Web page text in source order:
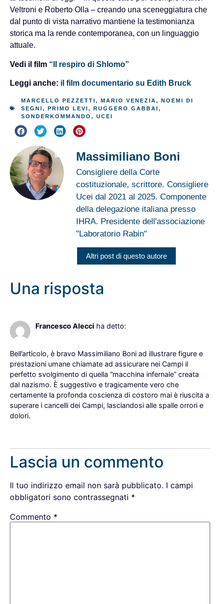
Veltroni e Roberto Olla – creando una sceneggiatura che
dal punto di vista narrativo mantiene la testimonianza
storica ma la rende contemporanea, con un linguaggio
attuale.
Vedi il film “Il respiro di Shlomo”
Leggi anche: il film documentario su Edith Bruck
MARCELLO PEZZETTI, MARIO VENEZIA, NOEMI DI
SEGNI, PRIMO LEVI, RUGGERO GABBAI,
SONDERKOMMANDO , UCEI
Massimiliano Boni
Consigliere della Corte
costituzionale, scrittore. Consigliere
Ucei dal 2021 al 2025. Componente
della delegazione italiana presso
IHRA. Presidente dell'associazione
"Laboratorio Rabin"
Altri post di questo autore
Una risposta
Francesco Alecci ha detto:
Bell’articolo, è bravo Massimiliano Boni ad illustrare figure e
prestazioni umane chiamate ad assicurare nei Campi il
perfetto svolgimento di quella “macchina infernale” creata
dal nazismo. È suggestivo e tragicamente vero che
certamente la profonda coscienza di costoro mai è riuscita a
superare i cancelli dei Campi, lasciandosi alle spalle orrori e
dolori.
Lascia un commento
Il tuo indirizzo email non sarà pubblicato. I campi
obbligatori sono contrassegnati *
Commento *